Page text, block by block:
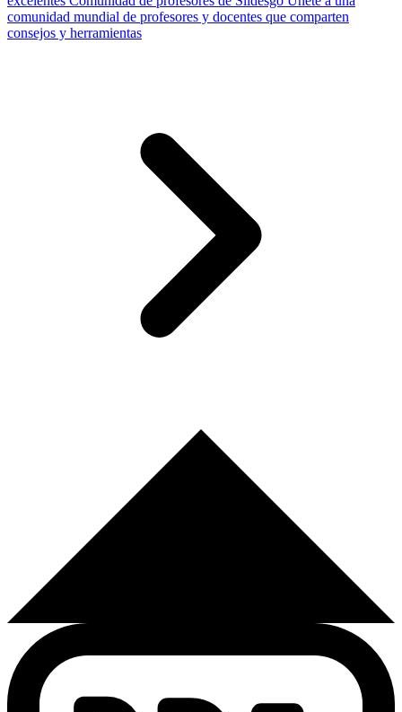
comunidad mundial de profesores y docentes que comparten
consejos y herramientas